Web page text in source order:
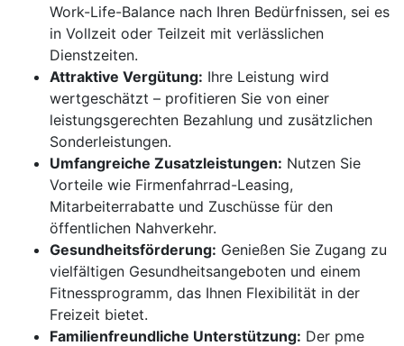
Work-Life-Balance nach Ihren Bedürfnissen, sei es
in Vollzeit oder Teilzeit mit verlässlichen
Dienstzeiten.
Attraktive Vergütung: Ihre Leistung wird
wertgeschätzt – profitieren Sie von einer
leistungsgerechten Bezahlung und zusätzlichen
Sonderleistungen.
Umfangreiche Zusatzleistungen: Nutzen Sie
Vorteile wie Firmenfahrrad-Leasing,
Mitarbeiterrabatte und Zuschüsse für den
öffentlichen Nahverkehr.
Gesundheitsförderung: Genießen Sie Zugang zu
vielfältigen Gesundheitsangeboten und einem
Fitnessprogramm, das Ihnen Flexibilität in der
Freizeit bietet.
Familienfreundliche Unterstützung: Der pme